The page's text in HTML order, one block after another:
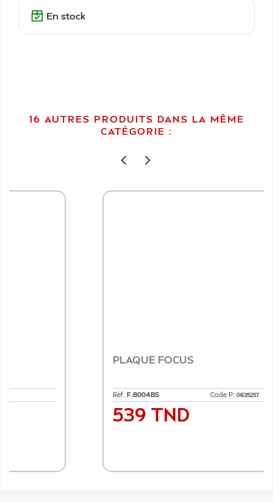
En stock
16 AUTRES PRODUITS DANS LA MÊME
CATÉGORIE :
PLAQUE FOCUS
Code P:
539 TND